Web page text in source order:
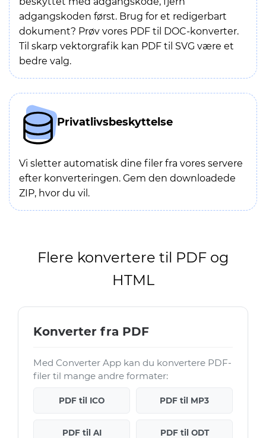
adgangskoden først. Brug for et redigerbart
dokument? Prøv vores PDF til DOC-konverter.
Til skarp vektorgrafik kan PDF til SVG være et
bedre valg.
Privatlivsbeskyttelse
Vi sletter automatisk dine filer fra vores servere
efter konverteringen. Gem den downloadede
ZIP, hvor du vil.
Flere konvertere til PDF og
HTML
Konverter fra PDF
Med Converter App kan du konvertere PDF-
filer til mange andre formater:
PDF til ICO PDF til MP3
PDF til AI PDF til ODT